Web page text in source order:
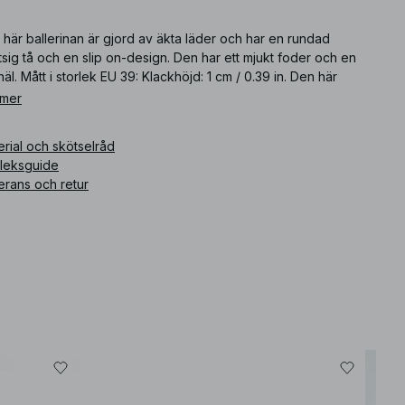
här ballerinan är gjord av äkta läder och har en rundad
tå och en slip on-design. Den har ett mjukt foder och en
Mått i storlek EU 39: Klackhöjd: 1 cm / 0.39 in. Den här
kommer i bourgognerött.
och skötselråd
och retur